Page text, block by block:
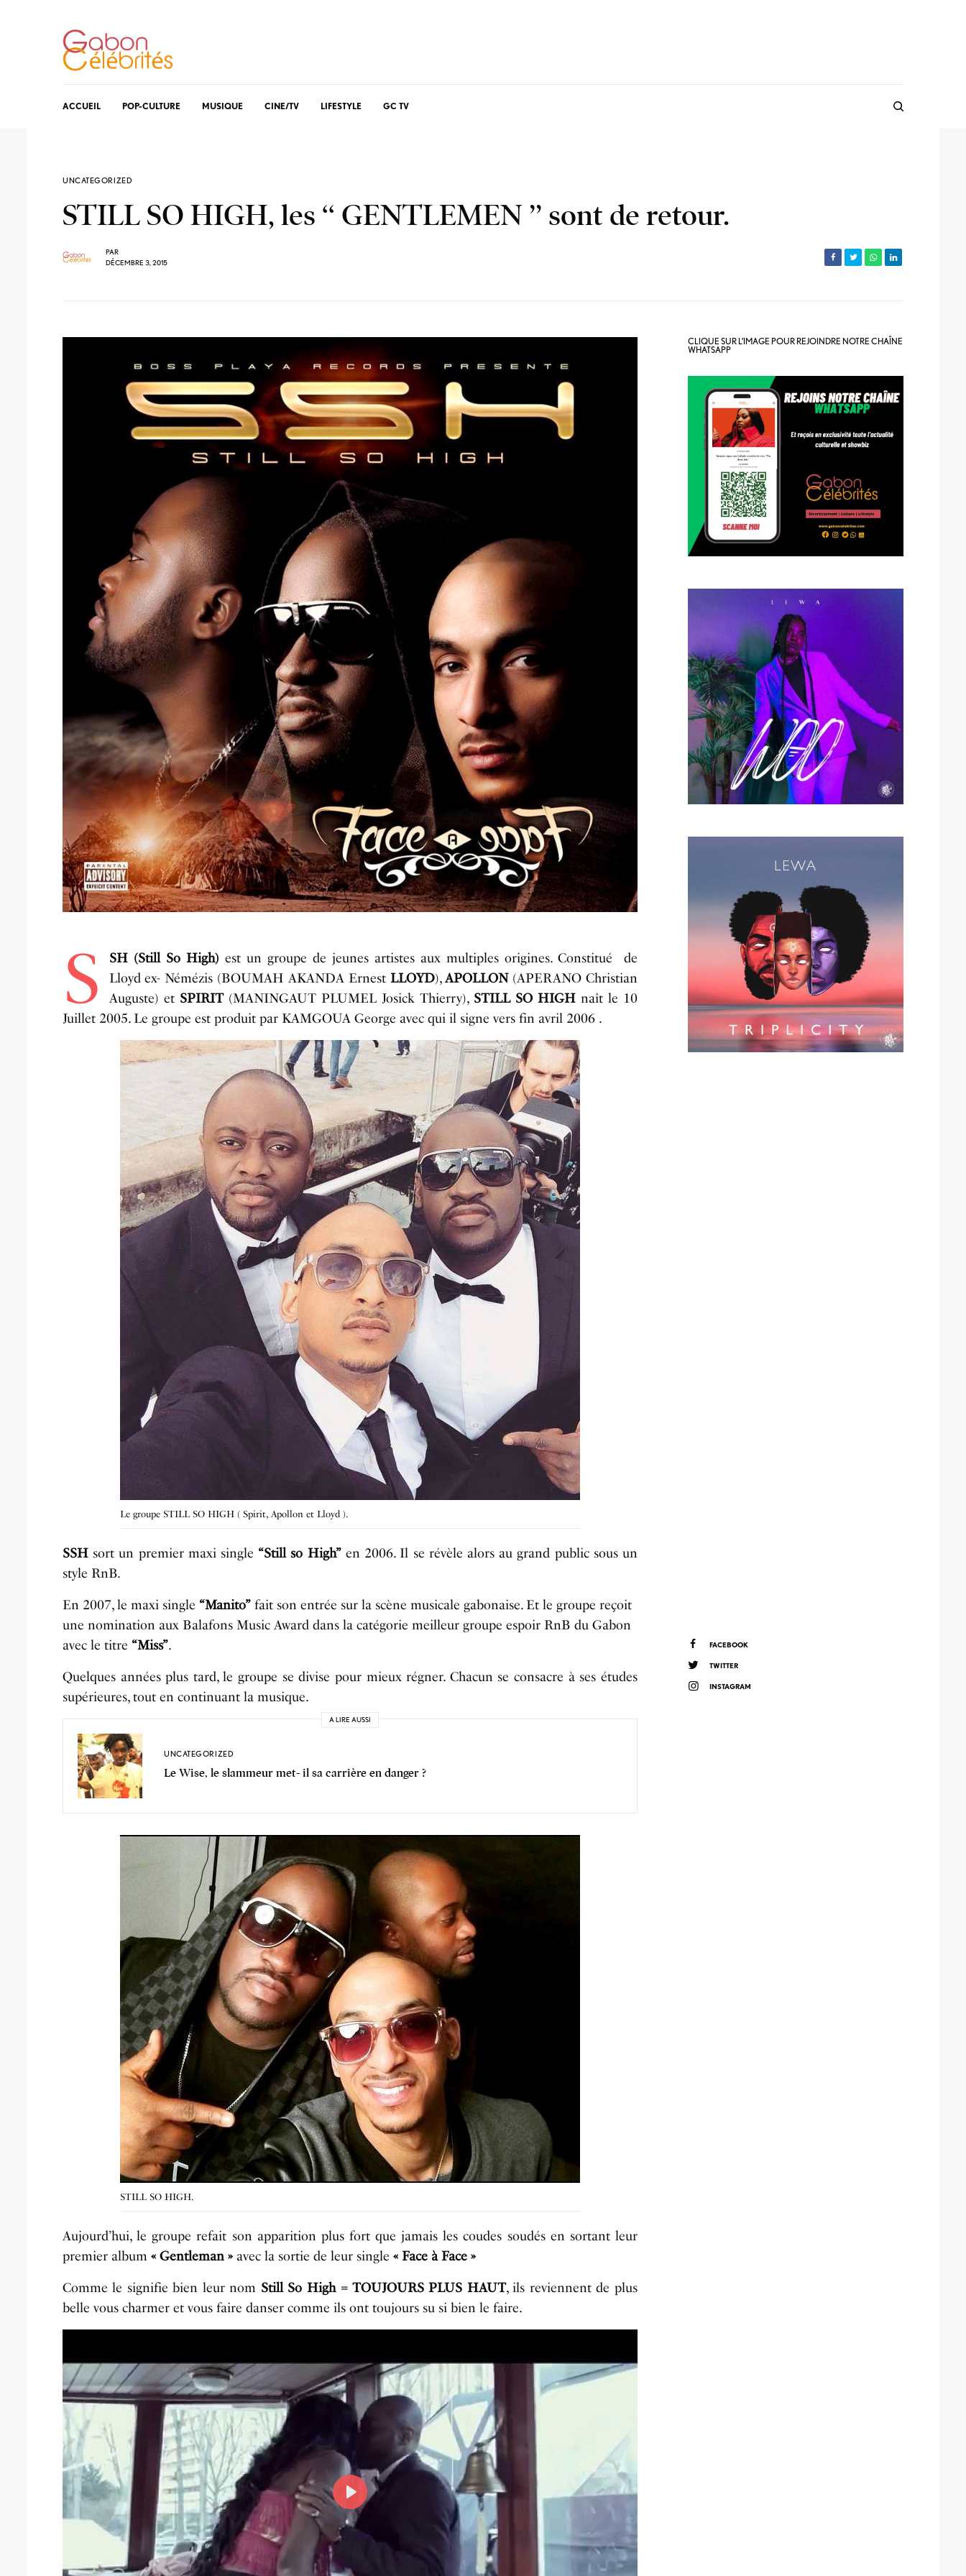
ACCUEIL POP-CULTURE MUSIQUE CINE/TV LIFESTYLE GC TV
UNCATEGORIZED
STILL SO HIGH, les ‘‘ GENTLEMEN ’’ sont de retour.
PAR
DÉCEMBRE 3, 2015
S SH (Still So High) est un groupe de jeunes artistes aux multiples origines. Constitué de
Lloyd ex- Némézis (BOUMAH AKANDA Ernest LLOYD),APOLLON(APERANO Christian
Auguste) et SPIRIT(MANINGAUT PLUMEL Josick Thierry), STILL SO HIGHnaît le 10
Juillet 2005. Le groupe est produit par KAMGOUA George avec qui il signe vers fin avril 2006 .
Le groupe STILL SO HIGH ( Spirit, Apollon et Lloyd ).
SSH sort un premier maxi single “Still so High”en 2006. Il se révèle alors au grand public sous un
style RnB.
En 2007, le maxi single “Manito” fait son entrée sur la scène musicale gabonaise. Et le groupe reçoit
une nomination aux Balafons Music Award dans la catégorie meilleur groupe espoir RnB du Gabon
avec le titre “Miss”.
Quelques années plus tard, le groupe se divise pour mieux régner. Chacun se consacre à ses études
supérieures, tout en continuant la musique.
A LIRE AUSSI
UNCATEGORIZED
Le Wise, le slammeur met- il sa carrière en danger ?
STILL SO HIGH.
Aujourd’hui, le groupe refait son apparition plus fort que jamais les coudes soudés en sortant leur
premier album« Gentleman » avec la sortie de leur single« Face à Face »
Comme le signifie bien leur nom Still So High = TOUJOURS PLUS HAUT, ils reviennent de plus
belle vous charmer et vous faire danser comme ils ont toujours su si bien le faire.
P
l
CLIQUE SUR L’IMAGE POUR REJOINDRE NOTRE CHAÎNE
WHATSAPP
FACEBOOK
TWITTER
INSTAGRAM